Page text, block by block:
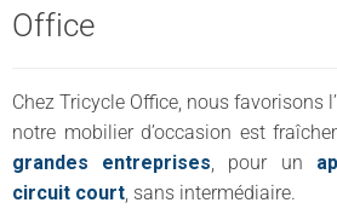
Office
Chez Tricycle Office, nous favorisons l’
notre mobilier d’occasion est
grandes entreprises, pour un
circuit court, sans intermédiaire.